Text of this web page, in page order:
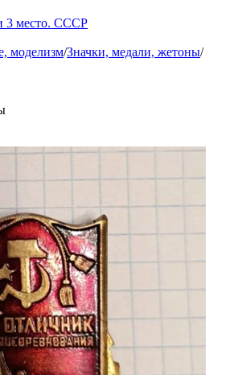
3 место. СССР
моделизм/Значки, медали, жетоны/